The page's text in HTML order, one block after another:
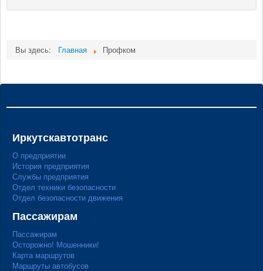
Контакты
Вы здесь: Главная Профком
Иркутскавтотранс
О предприятии
История предприятия
Службы предприятия
Отдел техники безопасности
Отдел безопасности движения
Пассажирам
Пассажирам
Осторожно! Мошенники!
Карта маршрутов
Маршруты автобусов